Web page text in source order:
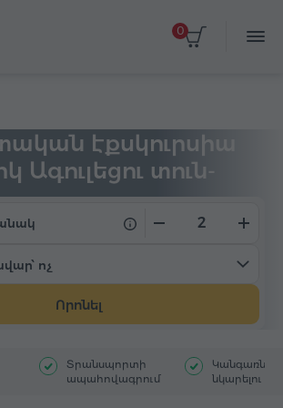
0
էքսկուրսիա
Ագուլեցու տուն-
թանգարան
ոչ
Որոնել
Տրանսպորտի
ապահովագրում
Կանգառներ`
նկարելու